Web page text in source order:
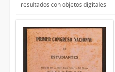
resultados con objetos digitales